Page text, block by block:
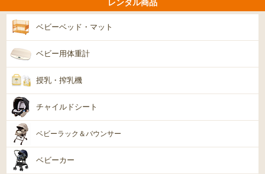
レンタル商品
ベビーベッド・マット
ベビー用体重計
授乳・搾乳機
チャイルドシート
ベビーラック＆バウンサー
ベビーカー